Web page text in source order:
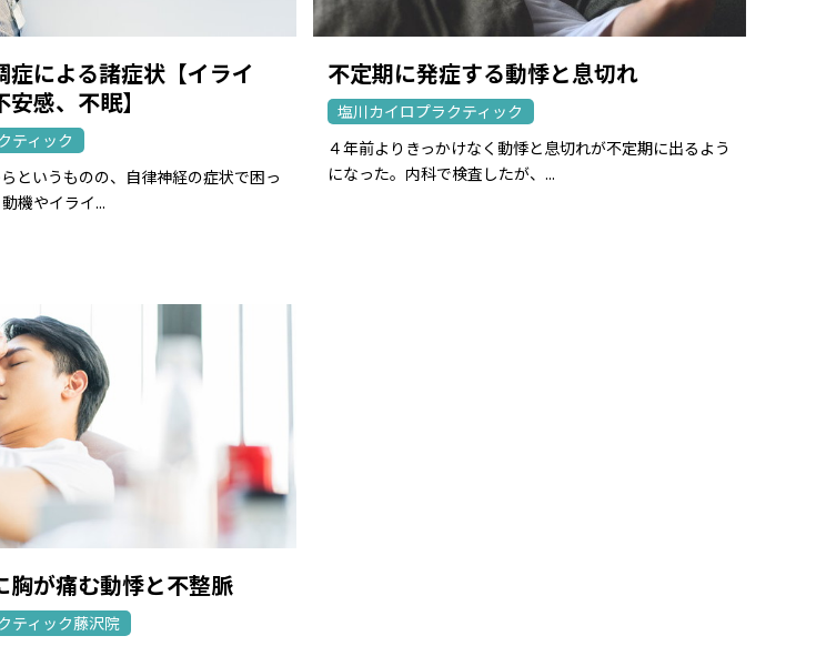
症による諸症状【イライ
感、不眠】
ティック
というものの、自律神経の症状で困っ
機やイライ...
不定期に発症する動悸と息切れ
塩川カイロプラクティック
４年前よりきっかけなく動悸と息切れが不定期に出るよう
になった。内科で検査したが、...
胸が痛む動悸と不整脈
ティック藤沢院